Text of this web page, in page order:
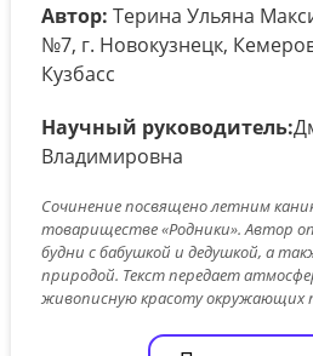
Автор: Терина Ульяна
№7, г. Новокузнецк,
Кузбасс
Научный руководитель:
Владимировна
Сочинение посвящено летним
товариществе «Родники». Автор
будни с бабушкой и дедушкой, а
природой. Текст передает
живописную красоту окружающих